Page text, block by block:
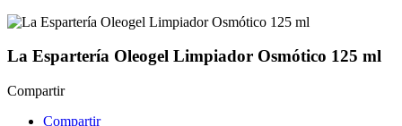
La Espartería Oleogel Limpiador Osmótico 125 ml
Compartir
Compartir